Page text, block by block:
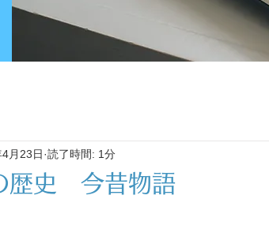
歴史 今昔物語
月23日 読了時間: 1分